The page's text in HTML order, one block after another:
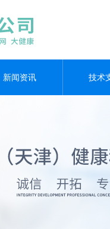
新闻资讯 技术